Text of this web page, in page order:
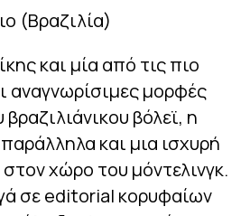
(Βραζιλία)
και μία από τις πιο
αναγνωρίσιμες μορφές
βόλεϊ, η
και μια ισχυρή
χώρο του μόντελινγκ.
σε editorial κορυφαίων